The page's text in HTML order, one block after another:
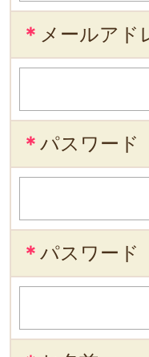
＊ メールアド
＊ パスワード
＊ パスワード